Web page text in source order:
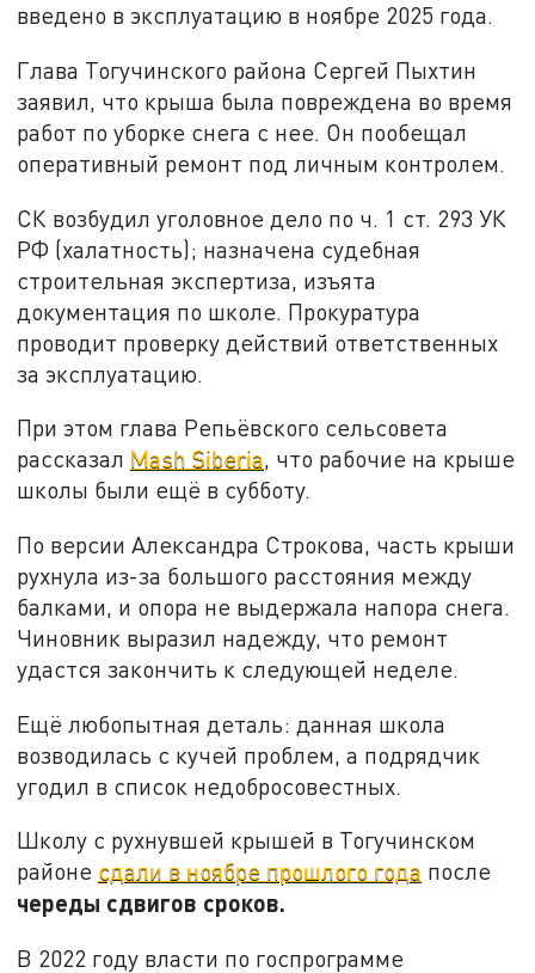
введено в эксплуатацию в ноябре 2025 года.
Глава Тогучинского района Сергей Пыхтин
заявил, что крыша была повреждена во время
работ по уборке снега с нее. Он пообещал
оперативный ремонт под личным контролем. ​
СК возбудил уголовное дело по ч. 1 ст. 293 УК
РФ (халатность); назначена судебная
строительная экспертиза, изъята
документация по школе. Прокуратура
проводит проверку действий ответственных
за эксплуатацию.
При этом глава Репьёвского сельсовета
рассказал Mash Siberia, что рабочие на крыше
школы были ещё в субботу.
По версии Александра Строкова, часть крыши
рухнула из-за большого расстояния между
балками, и опора не выдержала напора снега.
Чиновник выразил надежду, что ремонт
удастся закончить к следующей неделе.
Ещё любопытная деталь: данная школа
возводилась с кучей проблем, а подрядчик
угодил в список недобросовестных.
Школу с рухнувшей крышей в Тогучинском
районе сдали в ноябре прошлого года после
череды сдвигов сроков.
В 2022 году власти по госпрограмме